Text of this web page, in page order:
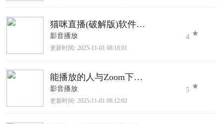
猫咪直播(破解版)软件下载
影音播放 4
更新时间: 2025-11-01 08:18:01
能播放的人与Zoom下载官网版
影音播放 5
更新时间: 2025-11-01 08:12:02